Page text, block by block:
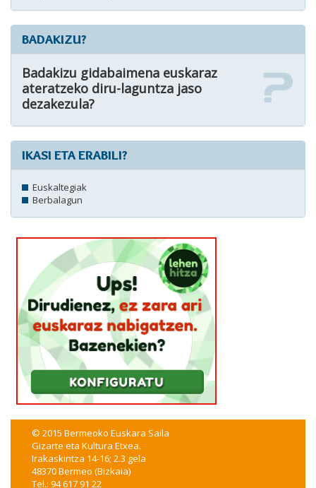
BADAKIZU?
Badakizu gidabaimena euskaraz
ateratzeko diru-laguntza jaso
dezakezula?
IKASI ETA ERABILI?
Euskaltegiak
Berbalagun
© 2015 Bermeoko Euskara Saila
Gizarte eta Kultura Etxea.
Irakaskintza 14-16; 2.3 gela
48370 Bermeo (Bizkaia)
Tel.: 94 617 91 22